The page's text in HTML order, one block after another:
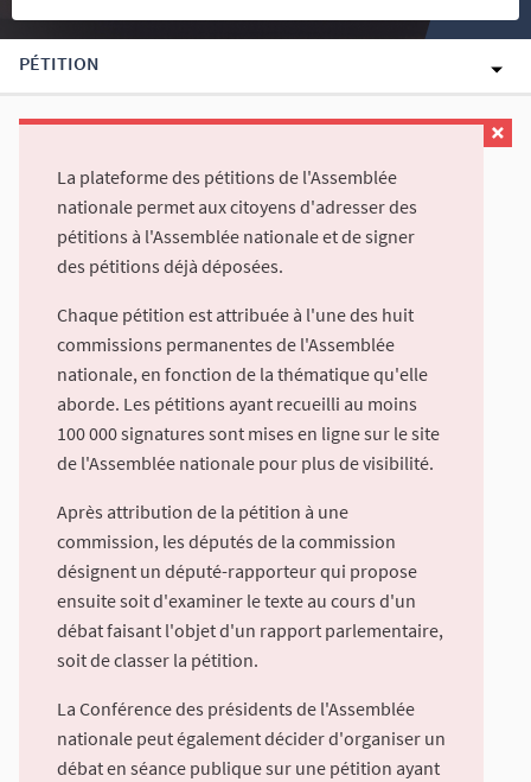
PÉTITION
La plateforme des pétitions de l'Assemblée
nationale permet aux citoyens d'adresser des
pétitions à l'Assemblée nationale et de signer
des pétitions déjà déposées.
Chaque pétition est attribuée à l'une des huit
commissions permanentes de l'Assemblée
nationale, en fonction de la thématique qu'elle
aborde. Les pétitions ayant recueilli au moins
100 000 signatures sont mises en ligne sur le site
de l'Assemblée nationale pour plus de visibilité.
Après attribution de la pétition à une
commission, les députés de la commission
désignent un député-rapporteur qui propose
ensuite soit d'examiner le texte au cours d'un
débat faisant l'objet d'un rapport parlementaire,
soit de classer la pétition.
La Conférence des présidents de l'Assemblée
nationale peut également décider d'organiser un
débat en séance publique sur une pétition ayant